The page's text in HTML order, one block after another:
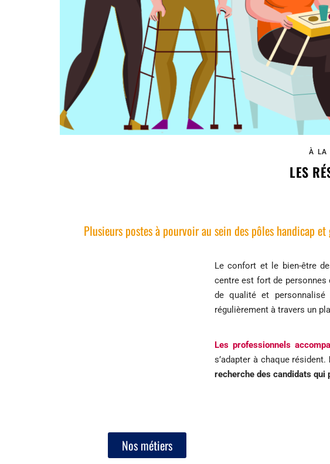
À LA
LES
Plusieurs postes à pourvoir au sein des pôles handicap
Le confort et le bien-être
centre est fort de personnes
de qualité et
régulièrement à travers un
Lesprofessionnels
s’adapter à chaque résident.
recherche des candidats
Nos métiers